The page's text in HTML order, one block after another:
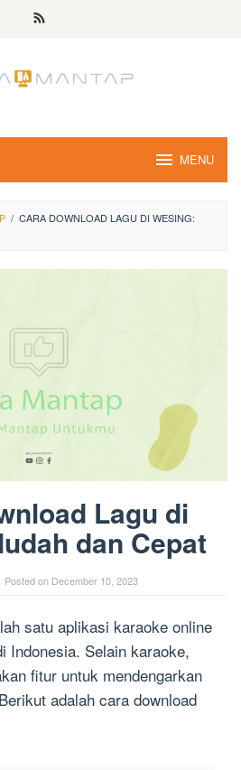
MENU
/ CARA DOWNLOAD LAGU DI WESING:
Lagu di
dan Cepat
Posted on December 10, 2023
satu aplikasi karaoke online
Indonesia. Selain karaoke,
fitur untuk mendengarkan
adalah cara download